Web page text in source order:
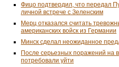
Фицо подтвердил, что передал
личной встрече с Зеленским
Мерц отказался считать
американских войск из Германии
Минск сделал неожиданное
После серьезных поражений на
потребовали уйти